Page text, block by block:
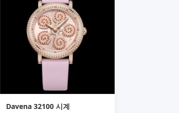
Davena 32100 시계